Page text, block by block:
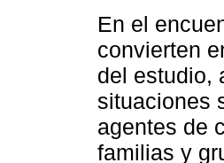
En el
convierten
del estudio,
situaciones
agentes de
familias y